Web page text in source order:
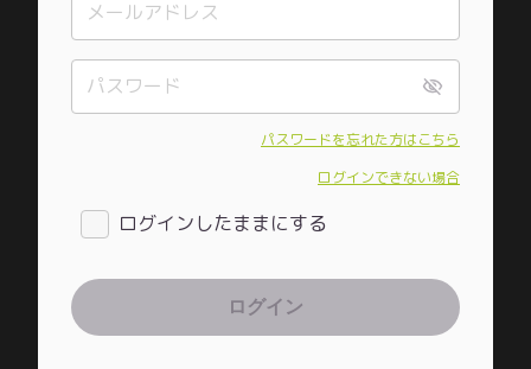
パスワードを忘れた方はこちら
ログインできない場合
ログインしたままにする